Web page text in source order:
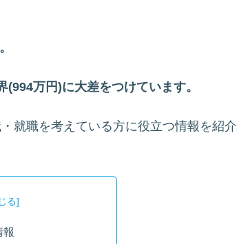
万円)に大差をつけています。
就職を考えている方に役立つ情報を紹介
報